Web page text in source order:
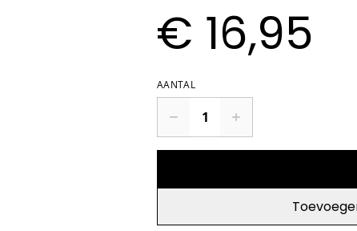
€ 16,95
AANTAL